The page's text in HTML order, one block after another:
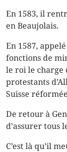
En 1583, il
en Beaujolais.
En 1587,
fonctions de
le roi le charge
protestants
Suisse
De retour à
d’assurer tous
C’est là qu’il